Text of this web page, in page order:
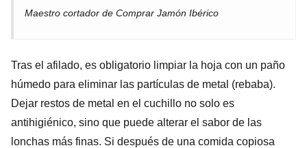
Maestro cortador de Comprar Jamón Ibérico
Tras el afilado, es obligatorio limpiar la hoja con un paño
húmedo para eliminar las partículas de metal (rebaba).
Dejar restos de metal en el cuchillo no solo es
antihigiénico, sino que puede alterar el sabor de las
lonchas más finas. Si después de una comida copiosa